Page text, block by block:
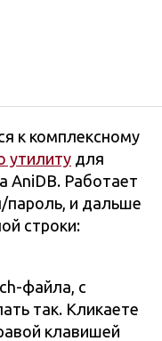
к комплексному
утилиту для
AniDB. Работает
пароль, и дальше
строки:
файла, с
так. Кликаете
клавишей